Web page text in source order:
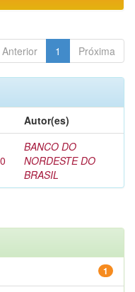
Anterior 1 Próxima
Autor(es)
BANCO DO
NORDESTE DO
BRASIL
1